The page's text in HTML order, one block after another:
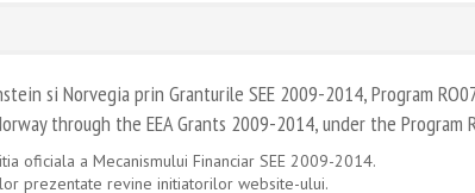
si Norvegia prin Granturile SEE 2009-2014, Program
through the EEA Grants 2009-2014, under the Program
oficiala a Mecanismului Financiar SEE 2009-2014.
prezentate revine initiatorilor website-ului.